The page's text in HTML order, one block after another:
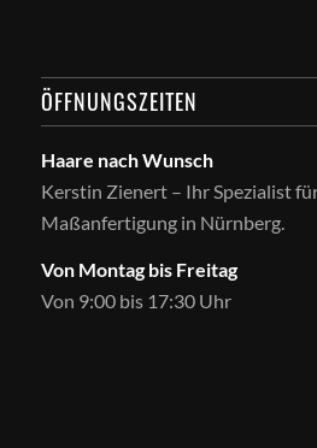
ÖFFNUNGSZEITEN
Haare nach Wunsch
Kerstin Zienert – Ihr Spezialist
Maßanfertigung in Nürnberg.
Von Montag bis Freitag
Von 9:00 bis 17:30 Uhr